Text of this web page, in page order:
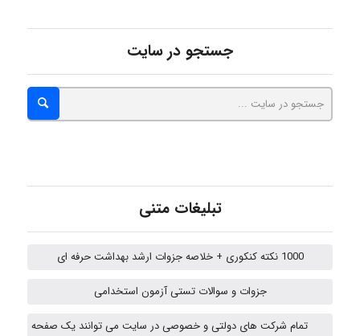
hosein abdolvand
جستجو در سایت
تبلیغات متنی
1000 نکته کنکوری + خلاصه جزوات ارشد بهداشت حرفه ای
جزوات و سوالات تستی آزمون استخدامی
تمام شرکت های دولتی و خصوصی در سایت می توانند یک صفحه